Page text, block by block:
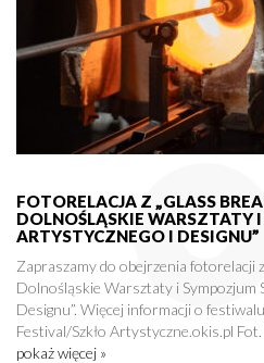
FOTORELACJA Z „GLASS
DOLNOŚLĄSKIE WARSZTATY
ARTYSTYCZNEGO I DESIGNU”
Zapraszamy do obejrzenia fotorelacji
Dolnośląskie Warsztaty i Sympozjum
Designu”. Więcej informacji o
Festival/Szkło Artystyczne.okis.pl
pokaż więcej »